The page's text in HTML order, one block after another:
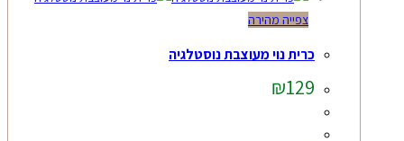
צפייה מהירה
כרית נוי מעוצבת נוסטלגיה
₪129